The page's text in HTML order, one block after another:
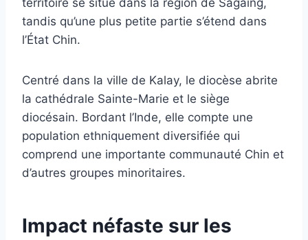
territoire se situe dans la région de Sagaing,
tandis qu’une plus petite partie s’étend dans
l’État Chin.
Centré dans la ville de Kalay, le diocèse abrite
la cathédrale Sainte-Marie et le siège
diocésain. Bordant l’Inde, elle compte une
population ethniquement diversifiée qui
comprend une importante communauté Chin et
d’autres groupes minoritaires.
Impact néfaste sur les